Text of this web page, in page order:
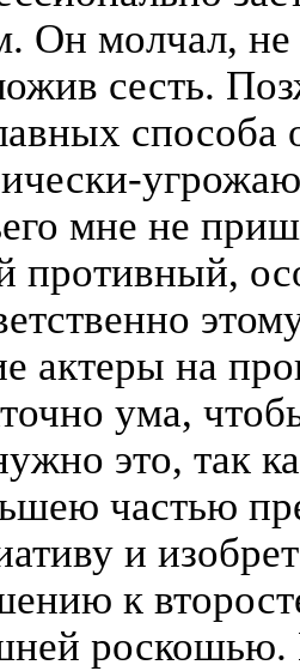
Он молчал, не
сесть.
мне не
противный,
актеры на
ума,
это, так
частью
и
к
роскошью.